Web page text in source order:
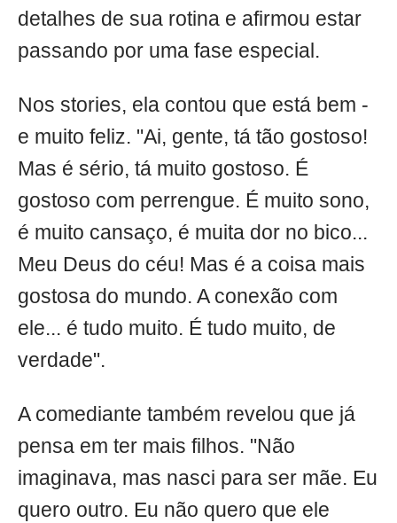
detalhes de sua rotina e afirmou estar
passando por uma fase especial.
Nos stories, ela contou que está bem -
e muito feliz. "Ai, gente, tá tão gostoso!
Mas é sério, tá muito gostoso. É
gostoso com perrengue. É muito sono,
é muito cansaço, é muita dor no bico...
Meu Deus do céu! Mas é a coisa mais
gostosa do mundo. A conexão com
ele... é tudo muito. É tudo muito, de
verdade".
A comediante também revelou que já
pensa em ter mais filhos. "Não
imaginava, mas nasci para ser mãe. Eu
quero outro. Eu não quero que ele